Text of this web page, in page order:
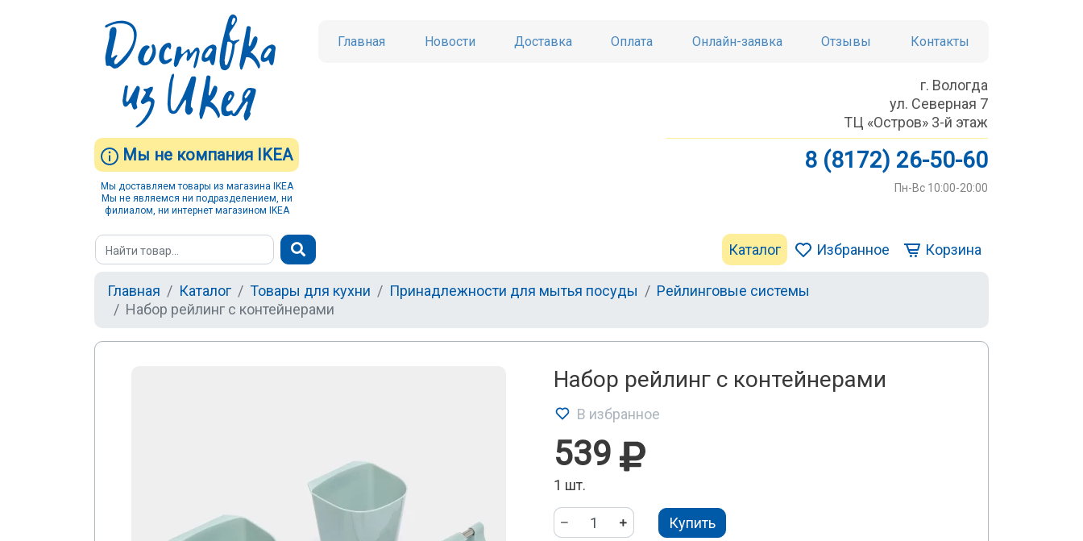
Мы не компания IKEA
Мы доставляем товары из магазина IKEA
Мы не являемся ни подразделением, ни
филиалом, ни интернет магазином IKEA
Главная Новости Доставка Оплата Онлайн-заявка Отзывы Контакты
г. Вологда
ул. Северная 7
ТЦ «Остров» 3-й этаж
8 (8172) 26-50-60
Пн-Вс 10:00-20:00
Каталог Избранное Корзина
Главная Каталог Товары для кухни Принадлежности для мытья посуды
Рейлинговые системы
Набор рейлинг с контейнерами
Набор рейлинг с контейнерами
В избранное
539
1 шт.
Купить